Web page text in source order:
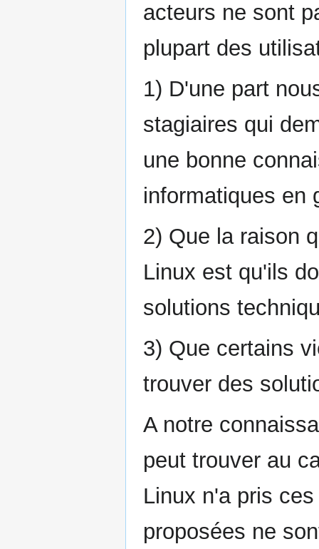
acteurs ne sont
plupart des
1) D'une part
stagiaires qui
une bonne
informatiques en
2) Que la raison
Linux est qu'ils
solutions
3) Que certains
trouver des
A notre
peut trouver au
Linux n'a pris
proposées ne